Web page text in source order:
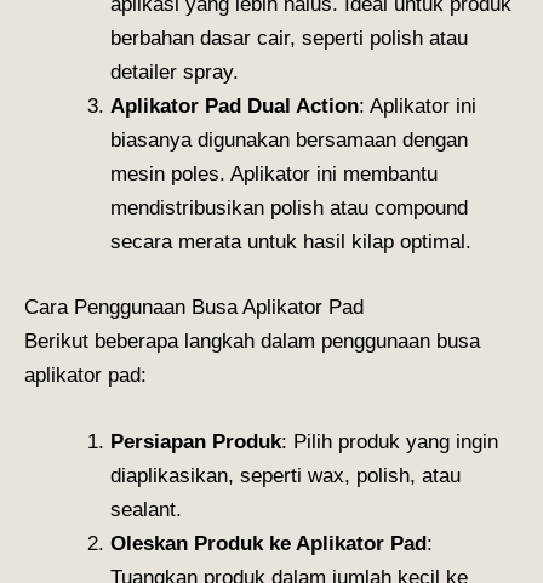
aplikasi yang lebih halus. Ideal untuk produk
berbahan dasar cair, seperti polish atau
detailer spray.
Aplikator Pad Dual Action: Aplikator ini
biasanya digunakan bersamaan dengan
mesin poles. Aplikator ini membantu
mendistribusikan polish atau compound
secara merata untuk hasil kilap optimal.
Cara Penggunaan Busa Aplikator Pad
Berikut beberapa langkah dalam penggunaan busa
aplikator pad:
Persiapan Produk: Pilih produk yang ingin
diaplikasikan, seperti wax, polish, atau
sealant.
Oleskan Produk ke Aplikator Pad:
Tuangkan produk dalam jumlah kecil ke